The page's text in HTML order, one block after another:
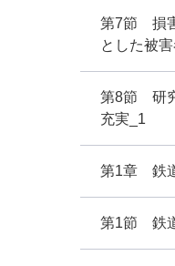
第7節 損
とした被
第8節 研
充実_1
第1章 鉄
第1節 鉄